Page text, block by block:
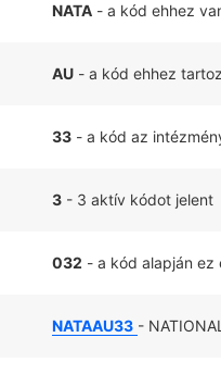
NATA - a kód ehhez
AU - a kód ehhez
33 - a kód az
3 - 3 aktív kódot jelent
032 - a kód alapján ez
NATAAU33 -